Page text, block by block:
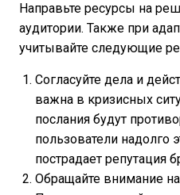
Направьте ресурсы на
аудитории. Также при
учитывайте следующие
Согласуйте дела и
важна в кризисных
послания будут
пользователи надолго
пострадает репутация
Обращайте внимание